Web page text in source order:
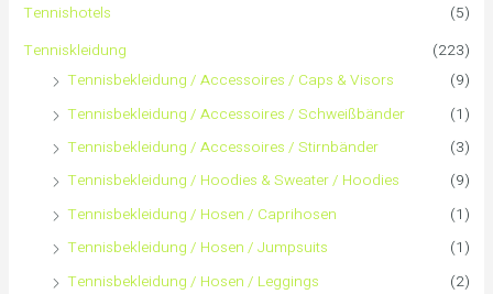
n
Tennishotels
(5)
Tenniskleidung
(223)
Tennisbekleidung / Accessoires / Caps & Visors
(9)
Tennisbekleidung / Accessoires / Schweißbänder
(1)
Tennisbekleidung / Accessoires / Stirnbänder
(3)
Tennisbekleidung / Hoodies & Sweater / Hoodies
(9)
Tennisbekleidung / Hosen / Caprihosen
(1)
Tennisbekleidung / Hosen / Jumpsuits
(1)
Tennisbekleidung / Hosen / Leggings
(2)